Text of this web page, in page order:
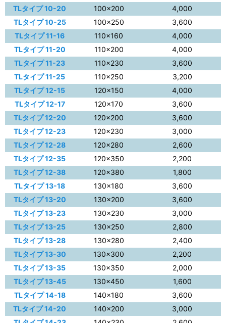
TLタイプ 10-20 100×200
4,000
TLタイプ 10-25
100×250
3,600
TLタイプ 11-16
110×160
4,000
TLタイプ 11-20
110×200
4,000
TLタイプ 11-23
110×230
3,600
TLタイプ 11-25
110×250
3,200
TLタイプ 12-15
120×150
4,000
TLタイプ 12-17
120×170
3,600
TLタイプ 12-20
120×200
3,600
TLタイプ 12-23
120×230
3,000
TLタイプ 12-28
120×280
2,600
TLタイプ 12-35
120×350
2,200
TLタイプ 12-38
120×380
1,800
TLタイプ 13-18
130×180
3,600
TLタイプ 13-20
130×200
3,600
TLタイプ 13-23
130×230
3,000
TLタイプ 13-25
130×250
2,800
TLタイプ 13-28
130×280
2,400
TLタイプ 13-30
130×300
2,200
TLタイプ 13-35
130×350
2,000
TLタイプ 13-45
130×450
1,600
TLタイプ 14-18
140×180
3,600
TLタイプ 14-20
140×200
3,000